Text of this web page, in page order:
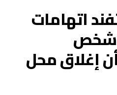
اتهامات
شخص
إغلاق محل